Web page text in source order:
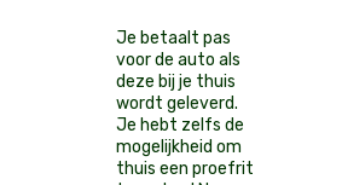
Je betaalt pas
voor de auto als
deze bij je thuis
wordt geleverd.
Je hebt zelfs de
mogelijkheid om
thuis een proefrit